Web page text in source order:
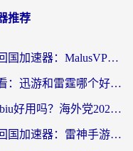
推荐
海外党选回国加速器：MalusVPN好用吗？和快帆VPN哪个好？附真实对比与避坑指南
海外党必看：迅游和雷霆哪个好？3分钟教你选对回国加速器，无缝刷国内剧玩手游
斧牛和biubiu好用吗？海外党2026亲测回国加速器指南，附番茄加速器深度体验
海外党选回国加速器：雷神手游和洞见哪个好？附iPhone免费VPN推荐及ChickCNUfunR实测